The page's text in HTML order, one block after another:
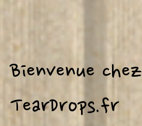
Bienvenue chez
TearDrops.fr